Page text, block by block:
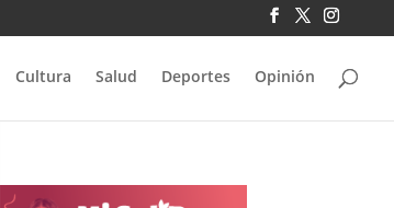
Cultura Salud Deportes Opinión